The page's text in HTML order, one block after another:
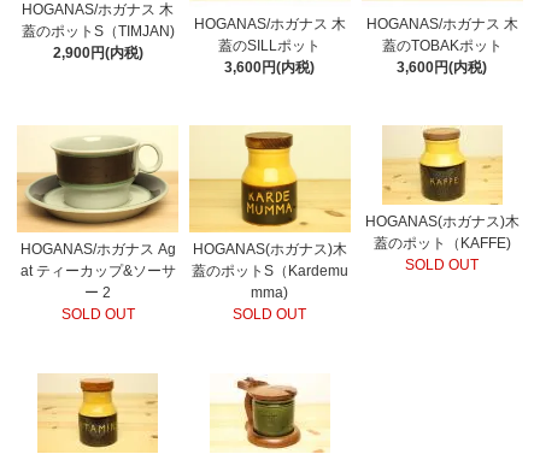
HOGANAS/ホガナス 木
蓋のポットS（TIMJAN)
2,900円(内税)
HOGANAS/ホガナス 木
蓋のSILLポット
3,600円(内税)
HOGANAS/ホガナス 木
蓋のTOBAKポット
3,600円(内税)
HOGANAS/ホガナス Ag
at ティーカップ&ソーサ
ー 2
SOLD OUT
HOGANAS(ホガナス)木
蓋のポットS（Kardemu
mma)
SOLD OUT
HOGANAS(ホガナス)木
蓋のポット（KAFFE)
SOLD OUT